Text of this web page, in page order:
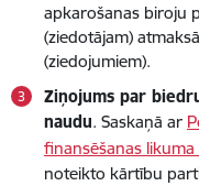
apkarošanas biroju
(ziedotājam)
(ziedojumiem).
Ziņojums par
naudu. Saskaņā ar
finansēšanas
noteikto kārtību